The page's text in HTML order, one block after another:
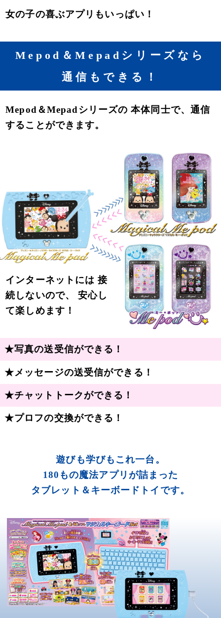
女の子の喜ぶアプリもいっぱい！
Mepod＆Mepadシリーズなら
通信もできる！
Mepod＆Mepadシリーズの 本体同士で、通信
することができます。
インターネットには 接
続しないので、 安心し
て楽しめます！
★写真の送受信ができる！
★メッセージの送受信ができる！
★チャットトークができる！
★プロフの交換ができる！
遊びも学びもこれ一台。
180もの魔法アプリが詰まった
タブレット＆キーボードトイです。